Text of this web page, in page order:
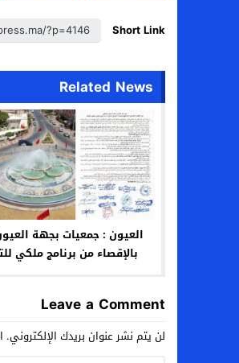
Short Link
Related News
العيون : جمعيات بجهة
بالإقصاء من برنامج ملكي
Leave a Comment
لن يتم نشر عنوان بريدك الإلكتروني.